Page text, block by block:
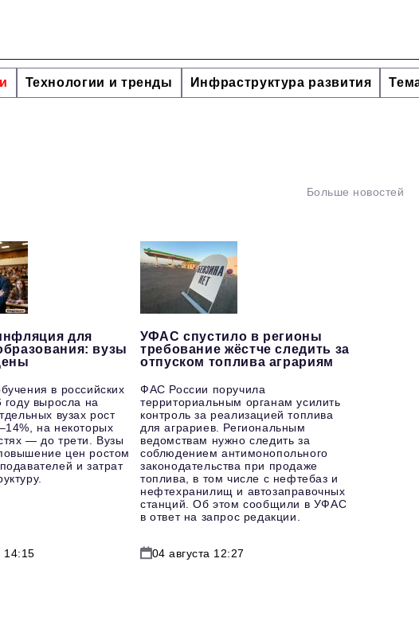
Технологии и тренды Инфраструктура развития
Больше новостей
для
вузы
в российских
году выросла на
вузах рост
на некоторых
— до трети. Вузы
цен ростом
и затрат
14:15
УФАС спустило в регионы
требование жёстче следить за
отпуском топлива аграриям
ФАС России поручила
территориальным органам усилить
контроль за реализацией топлива
для аграриев. Региональным
ведомствам нужно следить за
соблюдением антимонопольного
законодательства при продаже
топлива, в том числе с нефтебаз и
нефтехранилищ и автозаправочных
станций. Об этом сообщили в УФАС
в ответ на запрос редакции.
04 августа 12:27